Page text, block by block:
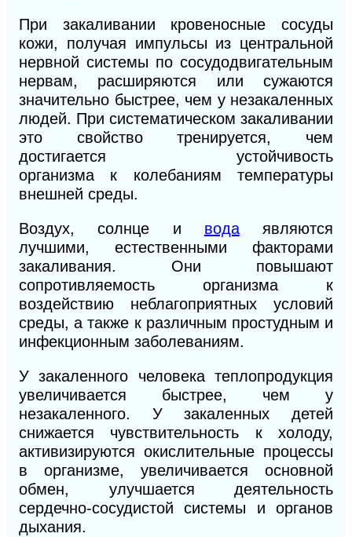
При закаливании кровеносные сосуды
кожи, получая импульсы из центральной
нервной системы по сосудодвигательным
нервам, расширяются или сужаются
значительно быстрее, чем у незакаленных
людей. При систематическом закаливании
это свойство тренируется, чем
достигается устойчивость
организма к колебаниям температуры
внешней среды.
Воздух, солнце и водаявляются
лучшими, естественными факторами
закаливания. Они повышают
сопротивляемость организма к
воздействию неблагоприятных условий
среды, а также к различным простудным и
инфекционным заболеваниям.
Узакаленного человека теплопродукция
увеличивается быстрее, чем у
незакаленного. Узакаленных детей
снижается чувствительность кхолоду,
активизируются окислительные процессы
в организме, увеличивается основной
обмен, улучшается деятельность
сердечно-сосудистой системы и органов
дыхания.